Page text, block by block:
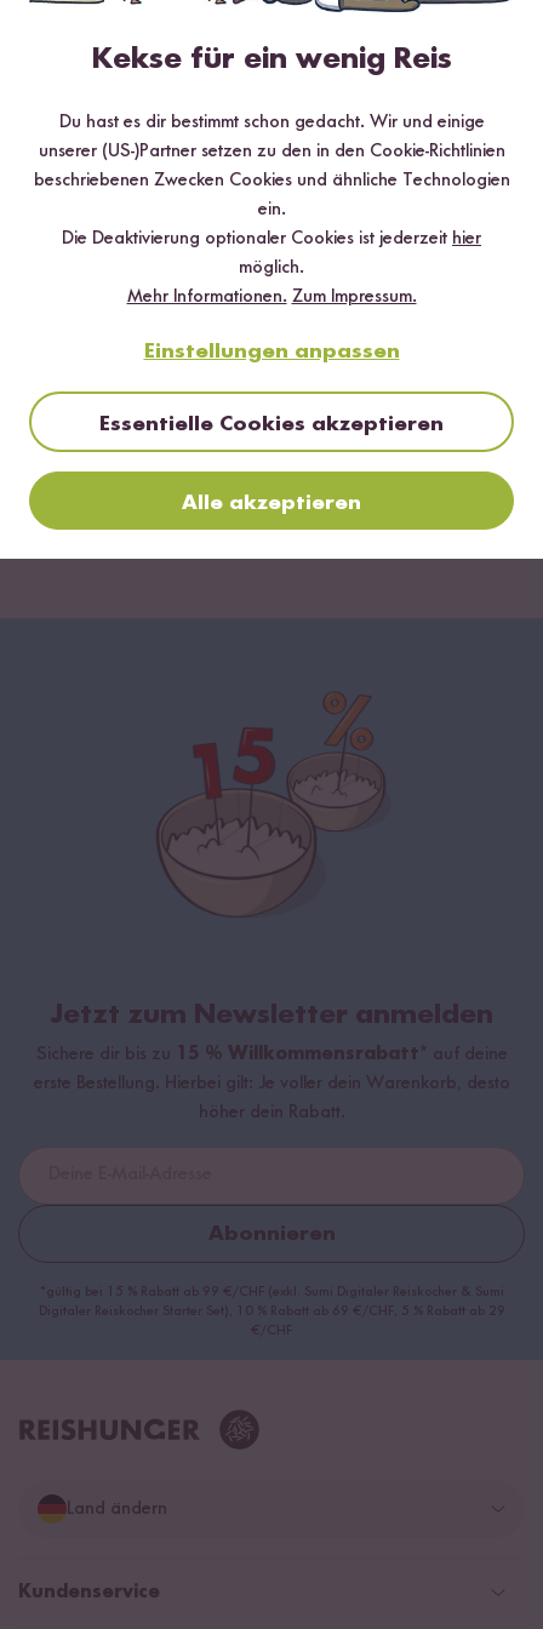
nährstoffreich und einfach völlig lecker.
Loading...
Bio Reisflocken
ab 4,79 €13,69 € / kg
Bio Reis Chips Salz
ab 1,79 €35,80 € / kg
Jetzt zum Newsletter anmelden
Sichere dir bis zu 15 % Willkommensrabatt* auf deine
erste Bestellung. Hierbei gilt: Je voller dein Warenkorb, desto
höher dein Rabatt.
Abonnieren
*gültig bei 15 % Rabatt ab 99 €/CHF (exkl. Sumi Digitaler Reiskocher & Sumi
Digitaler Reiskocher Starter Set), 10 % Rabatt ab 69 €/CHF, 5 % Rabatt ab 29
€/CHF
Land ändern
Deutschland
Kundenservice
Kekse für ein wenig Reis
Du hast es dir bestimmt schon gedacht. Wir und einige
unserer (US-)Partner setzen zu den in den Cookie-Richtlinien
beschriebenen Zwecken Cookies und ähnliche Technologien
ein.
Die Deaktivierung optionaler Cookies ist jederzeit hier
möglich.
Mehr Informationen. Zum Impressum.
Einstellungen anpassen
Essentielle Cookies akzeptieren
Alle akzeptieren